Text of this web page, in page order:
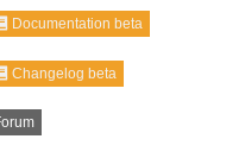
Documentation beta
Changelog beta